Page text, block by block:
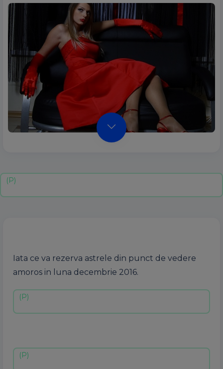
Iata ce va rezerva astrele din punct de vedere
amoros in luna decembrie 2016.